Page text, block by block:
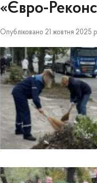
«Євро-
Опубліковано 21 жовтня 2025